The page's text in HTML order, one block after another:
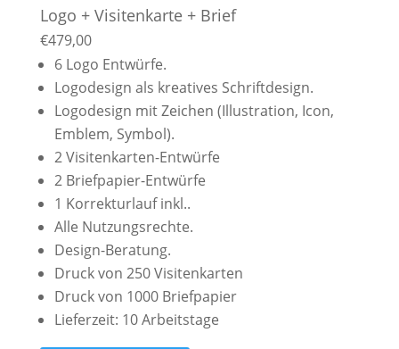
Logo + Visitenkarte + Brief
€479,00
6 Logo Entwürfe.
Logodesign als kreatives Schriftdesign.
Logodesign mit Zeichen (Illustration, Icon,
Emblem, Symbol).
2 Visitenkarten-Entwürfe
2 Briefpapier-Entwürfe
1 Korrekturlauf inkl..
Alle Nutzungsrechte.
Design-Beratung.
Druck von 250 Visitenkarten
Druck von 1000 Briefpapier
Lieferzeit: 10 Arbeitstage